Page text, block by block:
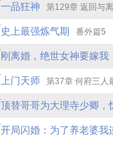
一品狂神 第129章 返回与
史上最强炼气期 番外篇5
刚离婚，绝世女神要嫁我
上门天师 第37章 何府三人最后的
顶替哥哥为大理寺少卿，
开局闪婚：为了养老婆我